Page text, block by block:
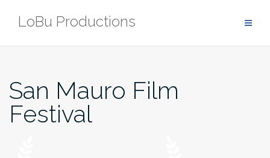
LoBu Productions
San Mauro Film
Festival